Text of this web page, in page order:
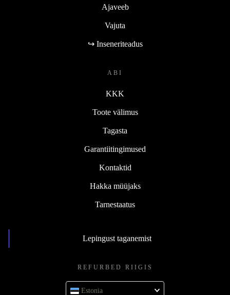
Ajaveeb
Vajuta
↪ Inseneriteadus
ABI
KKK
Toote välimus
Tagasta
Garantiitingimused
Kontaktid
Hakka müüjaks
Tarnestaatus
Lepingust taganemist
REFURBED RIIGIS
Estonia